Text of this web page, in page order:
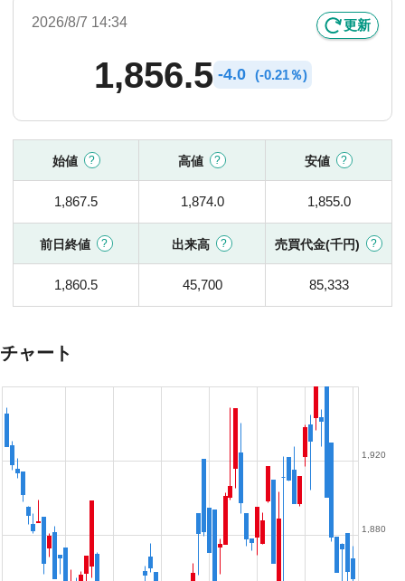
2026/8/7 14:34 更新
1,856.5 -4.0 (-0.21％)
始値 高値 安値
1,867.5 1,874.0 1,855.0
前日終値 出来高 売買代金(千円)
1,860.5 45,700 85,333
チャート
1,880
1,920